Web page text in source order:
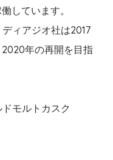
しています。
ィアジオ社は2017
年の再開を目指
モルトカスク